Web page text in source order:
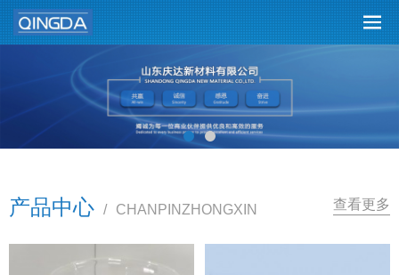
产品中心 / CHANPINZHONGXIN 查看更多